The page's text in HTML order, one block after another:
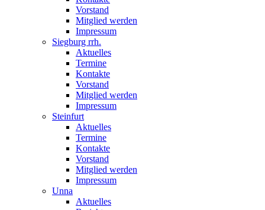
Vorstand
Mitglied werden
Impressum
Siegburg rrh.
Aktuelles
Termine
Kontakte
Vorstand
Mitglied werden
Impressum
Steinfurt
Aktuelles
Termine
Kontakte
Vorstand
Mitglied werden
Impressum
Unna
Aktuelles